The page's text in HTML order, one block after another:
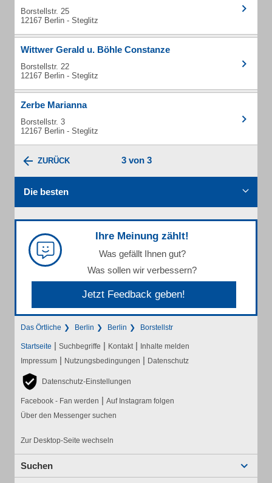
Borstellstr. 25
12167 Berlin - Steglitz
Wittwer Gerald u. Böhle Constanze
Borstellstr. 22
12167 Berlin - Steglitz
Zerbe Marianna
Borstellstr. 3
12167 Berlin - Steglitz
ZURÜCK 3 von 3
Die besten
Ihre Meinung zählt!
Was gefällt Ihnen gut?
Was sollen wir verbessern?
Jetzt Feedback geben!
Das Örtliche Berlin Berlin Borstellstr
Startseite | Suchbegriffe | Kontakt | Inhalte melden
Impressum | Nutzungsbedingungen | Datenschutz
Datenschutz-Einstellungen
Facebook - Fan werden | Auf Instagram folgen
Über den Messenger suchen
Zur Desktop-Seite wechseln
Suchen